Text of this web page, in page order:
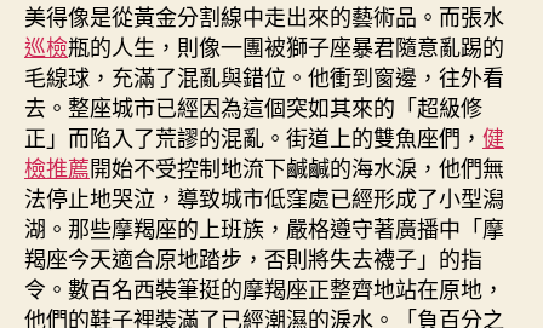
美得像是從黃金分割線中走出來的藝術品。而張水
巡檢瓶的人生，則像一團被獅子座暴君隨意亂踢的
毛線球，充滿了混亂與錯位。他衝到窗邊，往外看
去。整座城市已經因為這個突如其來的「超級修
正」而陷入了荒謬的混亂。街道上的雙魚座們， 健
檢推薦開始不受控制地流下鹹鹹的海水淚，他們無
法停止地哭泣，導致城市低窪處已經形成了小型潟
湖。那些摩羯座的上班族，嚴格遵守著廣播中「摩
羯座今天適合原地踏步，否則將失去襪子」的指
令。數百名西裝筆挺的摩羯座正整齊地站在原地，
他們的鞋子裡裝滿了已經潮濕的淚水。「負百分之